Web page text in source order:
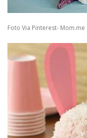
Foto Via Pinterest- Mom.me